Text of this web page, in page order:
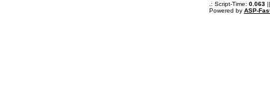
.: Script-Time: 0.063||
Powered by ASP-